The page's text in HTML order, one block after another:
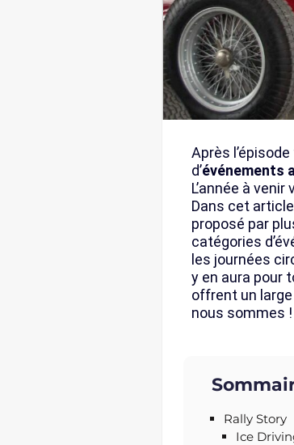
Après
d’événements
L’année à
Dans cet
proposé par
catégories
les journées
y en aura pour
offrent un
nous sommes !
Rally Story
Ice